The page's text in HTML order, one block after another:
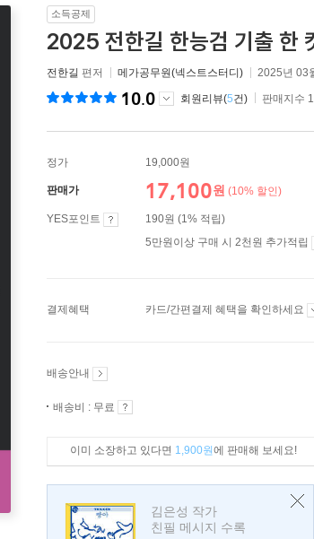
소득공제
2025 전한길 한능검 기출 한
전한길 편저 메가공무원(넥스트스터디) 2025년 03
10.0 회원리뷰(5건) 판매지수
정가 19,000원
판매가 17,100원 (10% 할인)
YES포인트
190원 (1% 적립)
5만원이상 구매 시 2천원 추가적립
결제혜택 카드/간편결제 혜택을 확인하세요
배송안내
배송비 : 무료
이미 소장하고 있다면 1,900원에 판매해 보세요!
김은성 작가
친필 메시지 수록